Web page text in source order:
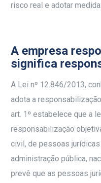
risco real e adotar
A empresa
significa
A Lei nº 12.846/2013,
adota a
art. 1º estabelece que a
responsabilização
civil, de pessoas
administração pública,
prevê que as pessoas